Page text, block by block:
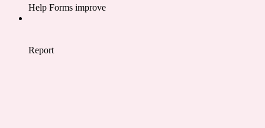
Help Forms improve
Report